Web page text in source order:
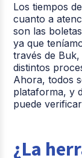
Los tiempos
cuanto a
son las
ya que
través de
distintos
Ahora, todos
plataforma, y
puede
¿La